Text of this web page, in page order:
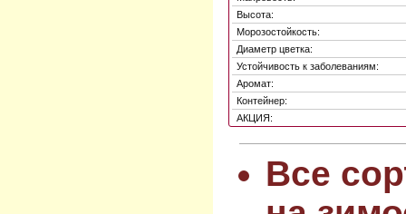
Высота:
Морозостойкость:
Диаметр цветка:
Устойчивость к заболеваниям:
Аромат:
Контейнер:
АКЦИЯ:
Все